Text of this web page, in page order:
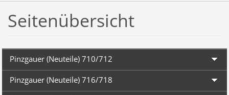
Seitenübersicht
Pinzgauer (Neuteile) 710/712
Pinzgauer (Neuteile) 716/718